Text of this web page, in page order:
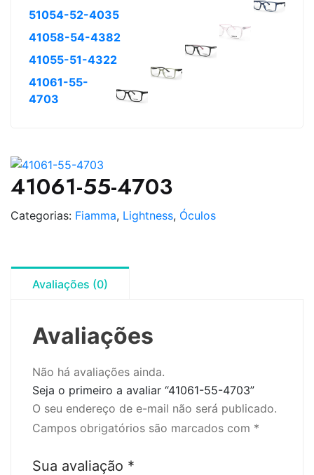
51054-52-4035
41058-54-4382
41055-51-4322
41061-55-
4703
41061-55-4703
Categorias: Fiamma, Lightness, Óculos
Avaliações (0)
Avaliações
Não há avaliações ainda.
Seja o primeiro a avaliar “41061-55-4703”
O seu endereço de e-mail não será publicado.
Campos obrigatórios são marcados com *
Sua avaliação *